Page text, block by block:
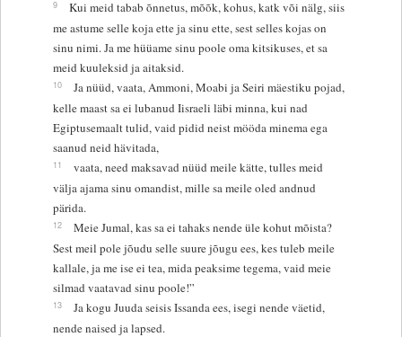
9
Kui meid tabab õnnetus, mõõk, kohus, katk või nälg, siis
me astume selle koja ette ja sinu ette, sest selles kojas on
sinu nimi. Ja me hüüame sinu poole oma kitsikuses, et sa
meid kuuleksid ja aitaksid.
10
Ja nüüd, vaata, Ammoni, Moabi ja Seiri mäestiku pojad,
kelle maast sa ei lubanud Iisraeli läbi minna, kui nad
Egiptusemaalt tulid, vaid pidid neist mööda minema ega
saanud neid hävitada,
11
vaata, need maksavad nüüd meile kätte, tulles meid
välja ajama sinu omandist, mille sa meile oled andnud
pärida.
12
Meie Jumal, kas sa ei tahaks nende üle kohut mõista?
Sest meil pole jõudu selle suure jõugu ees, kes tuleb meile
kallale, ja me ise ei tea, mida peaksime tegema, vaid meie
silmad vaatavad sinu poole!”
13
Ja kogu Juuda seisis Issanda ees, isegi nende väetid,
nende naised ja lapsed.